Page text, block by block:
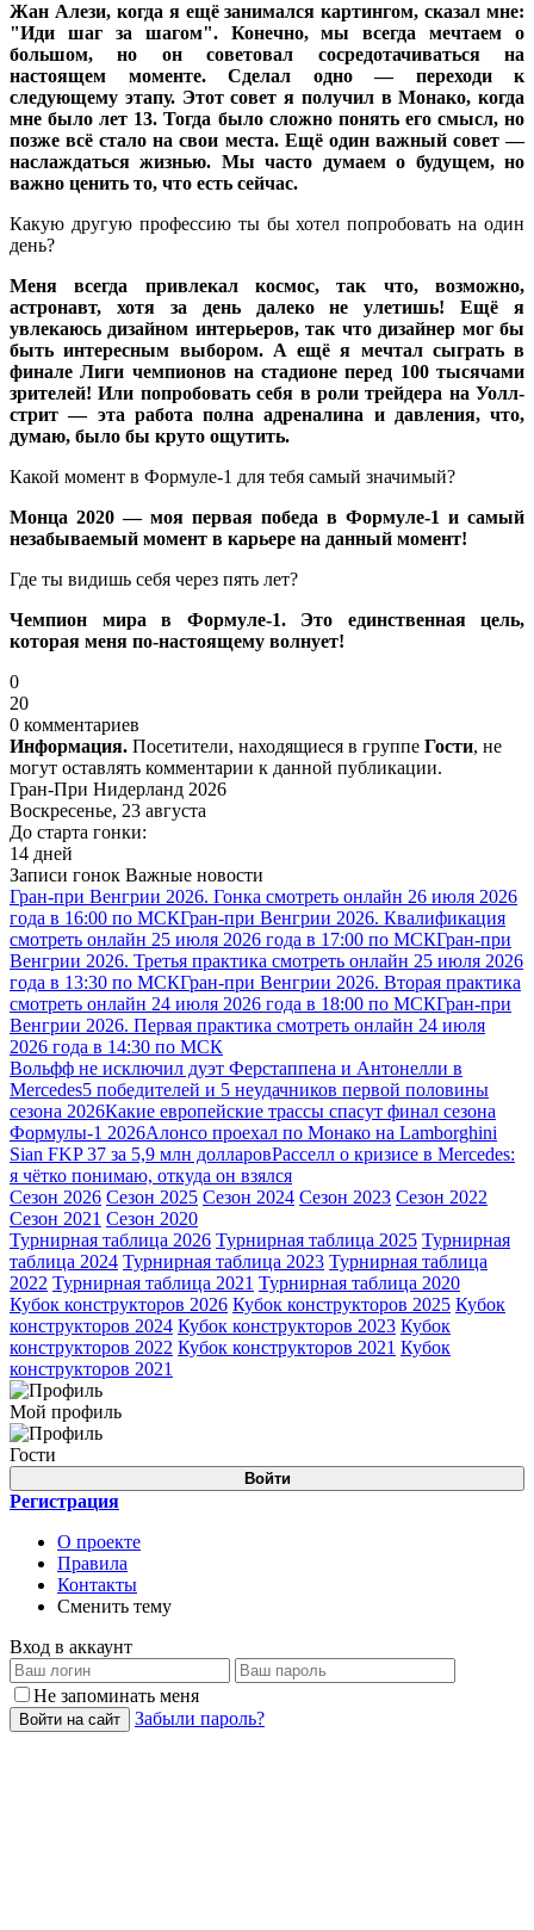
Жан Алези, когда я ещё занимался картингом, сказал мне:
"Иди шаг за шагом". Конечно, мы всегда мечтаем о
большом, но он советовал сосредотачиваться на
настоящем моменте. Сделал одно — переходи к
следующему этапу. Этот совет я получил в Монако, когда
мне было лет 13. Тогда было сложно понять его смысл, но
позже всё стало на свои места. Ещё один важный совет —
наслаждаться жизнью. Мы часто думаем о будущем, но
важно ценить то, что есть сейчас.
Какую другую профессию ты бы хотел попробовать на один
день?
Меня всегда привлекал космос, так что, возможно,
астронавт, хотя за день далеко не улетишь! Ещё я
увлекаюсь дизайном интерьеров, так что дизайнер мог бы
быть интересным выбором. А ещё я мечтал сыграть в
финале Лиги чемпионов на стадионе перед 100 тысячами
зрителей! Или попробовать себя в роли трейдера на Уолл-
стрит — эта работа полна адреналина и давления, что,
думаю, было бы круто ощутить.
Какой момент в Формуле-1 для тебя самый значимый?
Монца 2020 — моя первая победа в Формуле-1 и самый
незабываемый момент в карьере на данный момент!
Где ты видишь себя через пять лет?
Чемпион мира в Формуле-1. Это единственная цель,
которая меня по-настоящему волнует!
0
20
0 комментариев
Информация. Посетители, находящиеся в группе Гости, не
могут оставлять комментарии к данной публикации.
Гран-При Нидерланд 2026
Воскресенье, 23 августа
До старта гонки:
14 дней
Записи гонок Важные новости
Гран-при Венгрии 2026. Гонка смотреть онлайн 26 июля 2026
года в 16:00 по МСКГран-при Венгрии 2026. Квалификация
смотреть онлайн 25 июля 2026 года в 17:00 по МСКГран-при
Венгрии 2026. Третья практика смотреть онлайн 25 июля 2026
года в 13:30 по МСКГран-при Венгрии 2026. Вторая практика
смотреть онлайн 24 июля 2026 года в 18:00 по МСКГран-при
Венгрии 2026. Первая практика смотреть онлайн 24 июля
2026 года в 14:30 по МСК
Вольфф не исключил дуэт Ферстаппена и Антонелли в
Mercedes5 победителей и 5 неудачников первой половины
сезона 2026Какие европейские трассы спасут финал сезона
Формулы-1 2026Алонсо проехал по Монако на Lamborghini
Sian FKP 37 за 5,9 млн долларовРасселл о кризисе в Mercedes:
я чётко понимаю, откуда он взялся
Сезон 2026 Сезон 2025 Сезон 2024 Сезон 2023 Сезон 2022
Сезон 2021 Сезон 2020
Турнирная таблица 2026 Турнирная таблица 2025 Турнирная
таблица 2024 Турнирная таблица 2023 Турнирная таблица
2022 Турнирная таблица 2021 Турнирная таблица 2020
Кубок конструкторов 2026 Кубок конструкторов 2025 Кубок
конструкторов 2024 Кубок конструкторов 2023 Кубок
конструкторов 2022 Кубок конструкторов 2021 Кубок
конструкторов 2021
Мой профиль
Гости
Войти
Регистрация
О проекте
Правила
Контакты
Сменить тему
Вход в аккаунт
Не запоминать меня
Войти на сайт Забыли пароль?